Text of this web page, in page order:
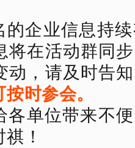
的企业信息持
将在活动群同
动，请及时告
按时参会。
各单位带来不
！